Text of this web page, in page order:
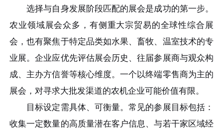
选择与自身发展阶段匹配的展会是成功的第一步。
农业领域展会众多，有侧重大宗贸易的全球性综合展
会，也有聚焦于特定品类如水果、畜牧、温室技术的专
业展。企业应优先评估展会历史、往届参展商与观众构
成、主办方信誉等核心维度。一个以终端零售商为主的
展会，对寻求大批发渠道的农机企业可能价值有限。
目标设定需具体、可衡量。常见的参展目标包括：
收集一定数量的高质量潜在客户信息、与若干家区域经